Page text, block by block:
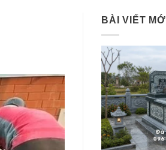
BÀI VIẾT MỚI